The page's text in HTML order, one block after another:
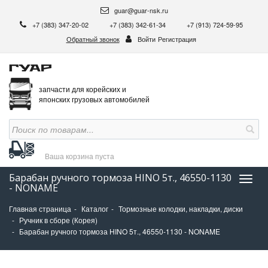
guar@guar-nsk.ru
+7 (383) 347-20-02
+7 (383) 342-61-34
+7 (913) 724-59-95
Обратный звонок
Войти Регистрация
запчасти для корейских и
японских грузовых автомобилей
Ваша корзина пуста
Барабан ручного тормоза HINO 5т., 46550-1130
- NONAME
Главная страница Каталог
Тормозные колодки, накладки, диски
Ручник в сборе (Корея)
Барабан ручного тормоза HINO 5т., 46550-1130 - NONAME